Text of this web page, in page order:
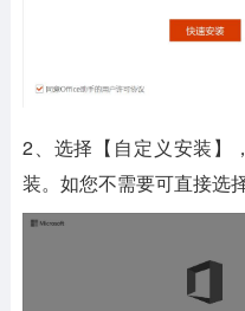
2、选择【自定义安装】
装。如您不需要可直接选